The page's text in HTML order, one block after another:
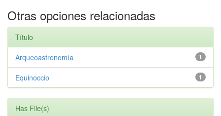
Otras opciones relacionadas
Título
1
Arqueoastronomía
1
Equinoccio
Has File(s)